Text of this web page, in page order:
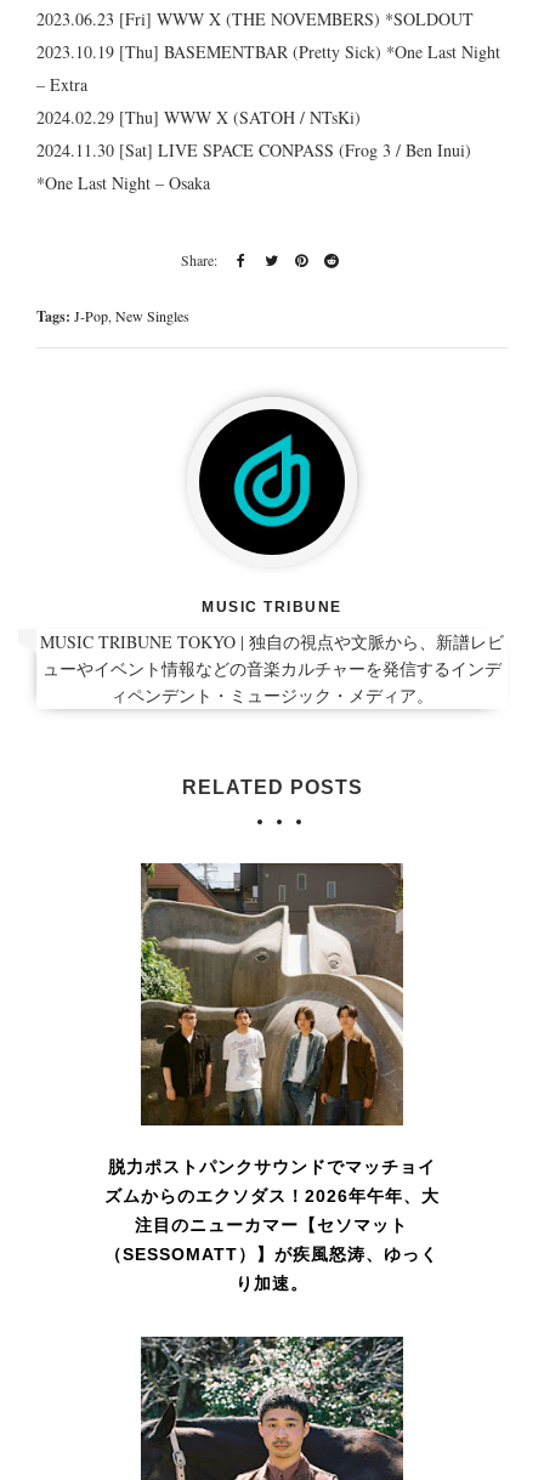
2023.06.23 [Fri] WWW X (THE NOVEMBERS) *SOLDOUT
2023.10.19 [Thu] BASEMENTBAR (Pretty Sick) *One Last Night
– Extra
2024.02.29 [Thu] WWW X (SATOH / NTsKi)
2024.11.30 [Sat] LIVE SPACE CONPASS (Frog 3 / Ben Inui)
*One Last Night – Osaka
Tags: J-Pop,New Singles
MUSIC TRIBUNE
MUSIC TRIBUNE TOKYO | 独自の視点や文脈から、新譜レビ
ューやイベント情報などの音楽カルチャーを発信するインデ
ィペンデント・ミュージック・メディア。
RELATED POSTS
脱力ポストパンクサウンドでマッチョイ
ズムからのエクソダス！2026年午年、大
注目のニューカマー【セソマット
（SESSOMATT）】が疾風怒涛、ゆっく
り加速。